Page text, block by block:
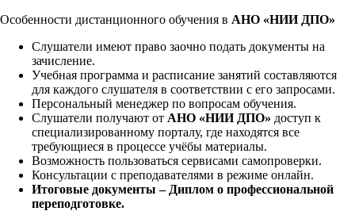
Особенности дистанционного обучения в АНО «НИИ ДПО»
Слушатели имеют право заочно подать документы на
зачисление.
Учебная программа и расписание занятий составляются
для каждого слушателя в соответствии с его запросами.
Персональный менеджер по вопросам обучения.
Слушатели получают от АНО «НИИ ДПО» доступ к
специализированному порталу, где находятся все
требующиеся в процессе учёбы материалы.
Возможность пользоваться сервисами самопроверки.
Консультации с преподавателями в режиме онлайн.
Итоговые документы – Диплом о профессиональной
переподготовке.